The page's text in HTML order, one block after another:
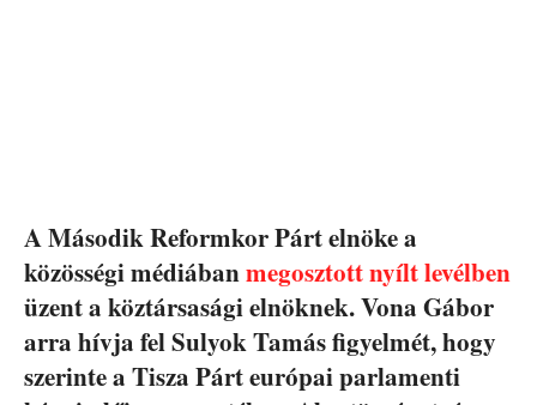
A Második Reformkor Párt elnöke a
közösségi médiábanmegosztott nyílt levélben
üzent a köztársasági elnöknek. Vona Gábor
arra hívja fel Sulyok Tamás figyelmét, hogy
szerinte a Tisza Párt európai parlamenti